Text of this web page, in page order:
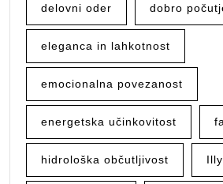
delovni oder dobro
eleganca in lahkotnost
emocionalna povezanost
energetska učinkovitost
hidrološka občutljivost